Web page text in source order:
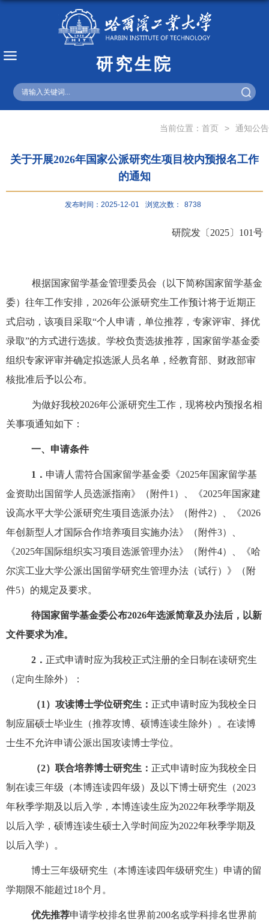
研究生院
当前位置： 首页 > 通知公告
关于开展2026年国家公派研究生项目校内预报名工作
的通知
发布时间：2025-12-01 浏览次数： 8738
研院发 〔 2025〕 101号
根据国家留学基金管理委员会（以下简称国家留学基金
委）往年工作安排， 2026年公派研究生工作预计将于近期正
式启动，该项目采取“个人申请，单位推荐，专家评审、择优
录取”的方式进行选拔。学校负责选拔推荐，国家留学基金委
组织专家评审并确定拟选派人员名单，经教育部、财政部审
核批准后予以公布。
为做好我校2026年公派研究生工作，现将校内预报名相
关事项通知如下：
一、申请条件
1． 申请人需符合国家留学基金委《2025年国家留学基
金资助出国留学人员选派指南》（附件1）、《2025年国家建
设高水平大学公派研究生项目选派办法》（附件2）、《2026
年创新型人才国际合作培养项目实施办法》（附件3）、
《2025年国际组织实习项目选派管理办法》（附件4）、《哈
尔滨工业大学公派出国留学研究生管理办法（试行）》（附
件5）的规定及要求。
待国家留学基金委公布2026年选派简章及办法后，以新
文件要求为准。
2． 正式申请时应为我校正式注册的全日制在读研究生
（定向生除外）：
（1）攻读博士学位研究生： 正式申请时应为我校全日
制应届硕士毕业生（推荐攻博、硕博连读生除外）。在读博
士生不允许申请公派出国攻读博士学位。
（2）联合培养博士研究生： 正式申请时应为我校全日
制在读三年级（本博连读四年级）及以下博士研究生（2023
年秋季学期及以后入学，本博连读生应为2022年秋季学期及
以后入学 ， 硕博连读生硕士入学时间应为2022年秋季学期及
以后入学）。
博士三年级研究生（本博连读四年级研究生）申请的留
学期限不能超过18个月。
优先推荐申请学校排名世界前200名或学科排名世界前